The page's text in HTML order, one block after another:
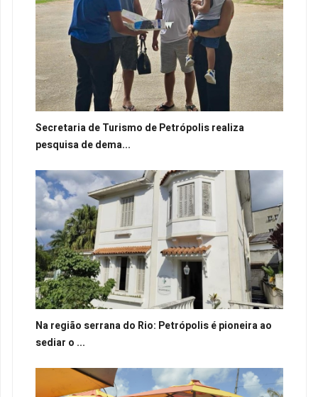
Secretaria de Turismo de Petrópolis realiza
pesquisa de dema...
Na região serrana do Rio: Petrópolis é pioneira ao
sediar o ...